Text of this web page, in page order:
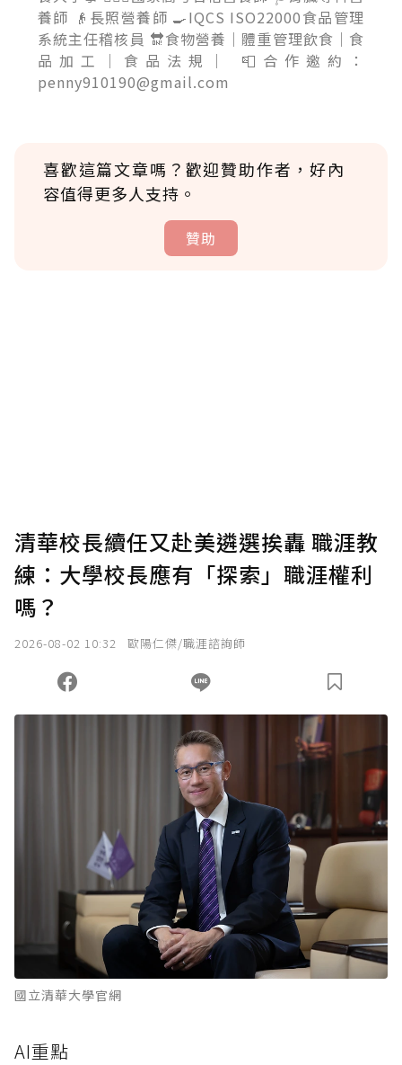
養師 👴長照營養師 🍳IQCS ISO22000食品管理
系統主任稽核員 🔛食物營養｜體重管理飲食｜食
品加工｜食品法規｜ 📮合作邀約：
penny910190@gmail.com
喜歡這篇文章嗎？歡迎贊助作者，好內
容值得更多人支持。
贊助
確認送出
您當前剩餘 U 利點數：0點；前往 購買點數
清華校長續任又赴美遴選挨轟 職涯教
練：大學校長應有「探索」職涯權利
嗎？
2026-08-02 10:32 歐陽仁傑/職涯諮詢師
國立清華大學官網
AI重點